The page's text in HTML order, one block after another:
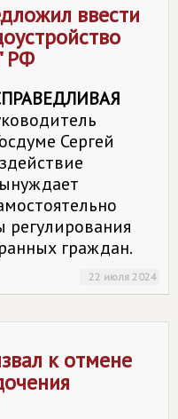
ввести
РФ
Сергей
граждан.
22 июля 2024
к отмене